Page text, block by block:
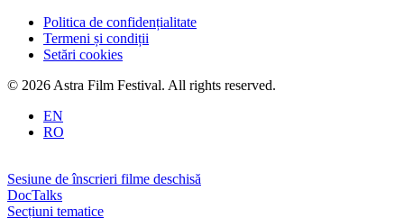
Politica de confidențialitate
Termeni și condiții
Setări cookies
© 2026 Astra Film Festival. All rights reserved.
EN
RO
Sesiune de înscrieri filme deschisă
DocTalks
Secțiuni tematice